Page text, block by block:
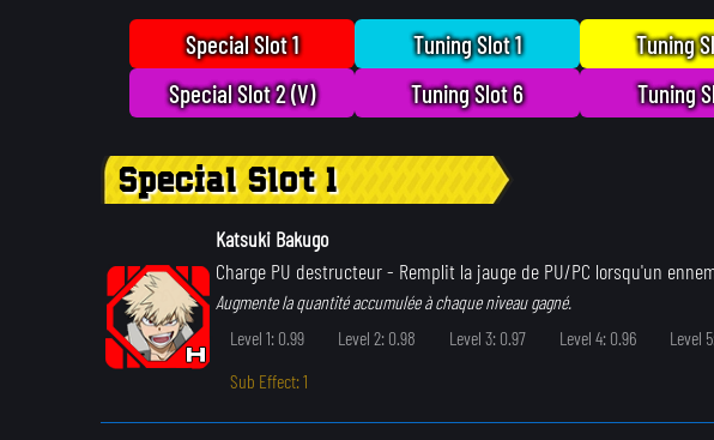
Special Slot 1 Tuning Slot 1 Tuning
Special Slot 2 (V)
Tuning Slot 6 Tuning
Special Slot 1
Katsuki Bakugo
Charge PU destructeur- Remplit la jauge de PU/PC lorsqu'un
Augmente la quantité accumulée à chaque niveau gagné.
Level 1: 0.99
Level 2: 0.98 Level 3: 0.97 Level 4: 0.96 Level
Sub Effect: 1